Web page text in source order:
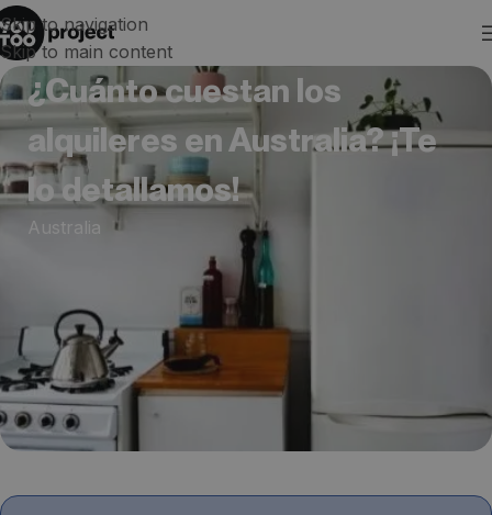
Skip to navigation
Skip to main content
¿Cuánto cuestan los
alquileres en Australia? ¡Te
lo detallamos!
Australia